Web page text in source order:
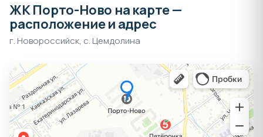
ЖК Порто-Ново на карте —
расположение и адрес
г. Новороссийск, с. Цемдолина